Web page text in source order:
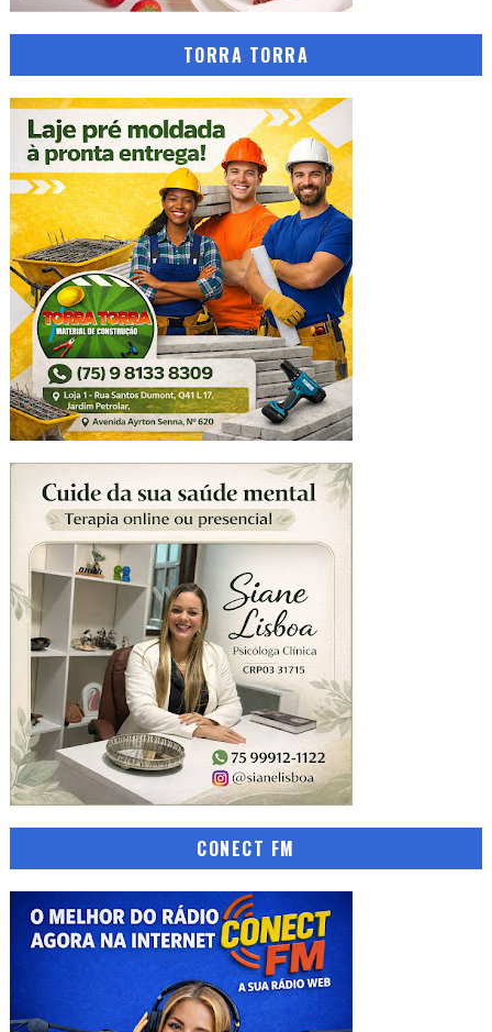
TORRA TORRA
CONECT FM